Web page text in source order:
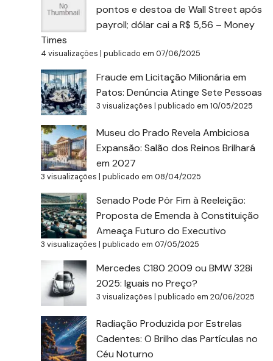
pontos e destoa de Wall Street após
payroll; dólar cai a R$ 5,56 – Money
Times
4 visualizações |publicado em 07/06/2025
Fraude em Licitação Milionária em
Patos: Denúncia Atinge Sete Pessoas
3 visualizações |publicado em 10/05/2025
Museu do Prado Revela Ambiciosa
Expansão: Salão dos Reinos Brilhará
em 2027
3 visualizações |publicado em 08/04/2025
Senado Pode Pôr Fim à Reeleição:
Proposta de Emenda à Constituição
Ameaça Futuro do Executivo
3 visualizações |publicado em 07/05/2025
Mercedes C180 2009 ou BMW 328i
2025: Iguais no Preço?
3 visualizações |publicado em 20/06/2025
Radiação Produzida por Estrelas
Cadentes: O Brilho das Partículas no
Céu Noturno